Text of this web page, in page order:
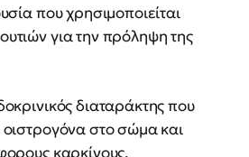
που χρησιμοποιείται
για την πρόληψη της
διαταράκτης που
οιστρογόνα στο σώμα και
καρκίνους,